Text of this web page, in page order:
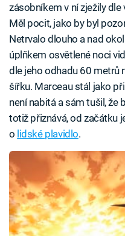
zásobníkem v ní zježily dle
Měl pocit, jako by byl
Netrvalo dlouho a nad
úplňkem osvětlené noci
dle jeho odhadu 60 metrů
šířku. Marceau stál jako
není nabitá a sám tušil, že
totiž přiznává, od začátku
o lidské plavidlo.